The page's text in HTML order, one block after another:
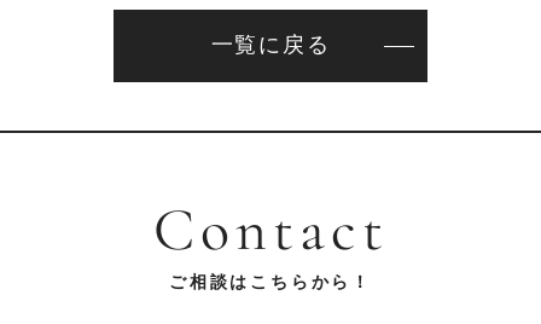
一覧に戻る
Contact
ご相談はこちらから！